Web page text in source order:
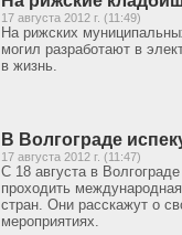
17 августа 2012 г. (11:49)
На рижских
могил разработают в
в жизнь.
В Волгограде
17 августа 2012 г. (11:47)
С 18 августа в
проходить
стран. Они расскажут о
мероприятиях.